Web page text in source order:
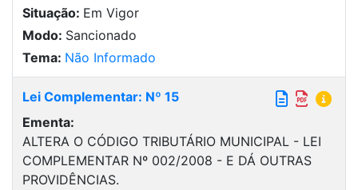
Situação: Em Vigor
Modo: Sancionado
Tema: Não Informado
Lei Complementar: Nº 15
Ementa:
ALTERA O CÓDIGO TRIBUTÁRIO MUNICIPAL - LEI
COMPLEMENTAR Nº 002/2008 - E DÁ OUTRAS
PROVIDÊNCIAS.